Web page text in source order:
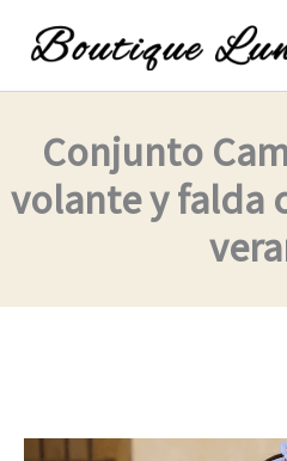
Conjunto
volante y falda